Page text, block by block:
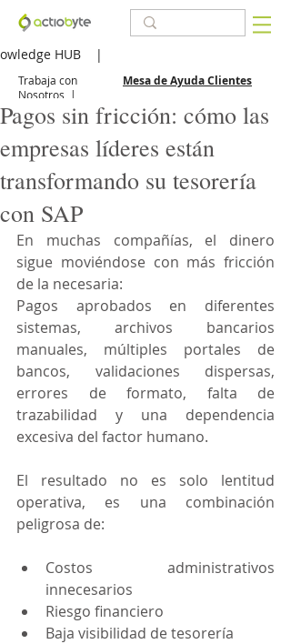
HUB |
Trabaja con
Nosotros |
Mesa de Ayuda Clientes
Pagos sin fricción: cómo las
empresas líderes están
transformando su tesorería
con SAP
En muchas compañías, el dinero
sigue moviéndose con más fricción
de la necesaria:
Pagos aprobados en diferentes
sistemas, archivos bancarios
manuales, múltiples portales de
bancos, validaciones dispersas,
errores de formato, falta de
trazabilidad y una dependencia
excesiva del factor humano.
El resultado no es solo lentitud
operativa, es una combinación
peligrosa de:
Costos administrativos
innecesarios
Riesgo financiero
Baja visibilidad de tesorería